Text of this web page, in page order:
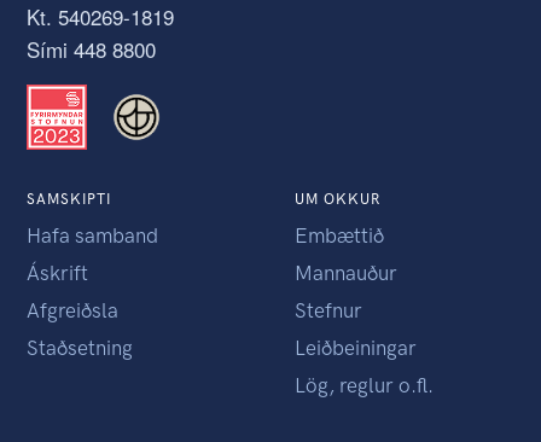
Kt. 540269-1819
Sími 448 8800
SAMSKIPTI
Hafa samband
Áskrift
Afgreiðsla
Staðsetning
UM OKKUR
Embættið
Mannauður
Stefnur
Leiðbeiningar
Lög, reglur o.fl.